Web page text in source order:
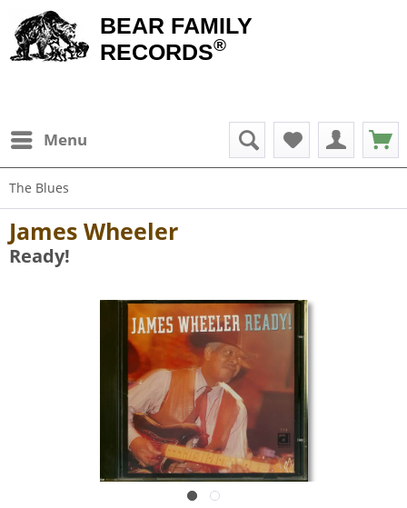
BEAR FAMILY
RECORDS®
Menu
The Blues
James Wheeler
Ready!